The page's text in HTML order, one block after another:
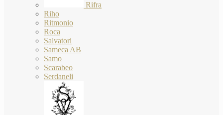
Rifra
Riho
Ritmonio
Roca
Salvatori
Sameca AB
Samo
Scarabeo
Serdaneli